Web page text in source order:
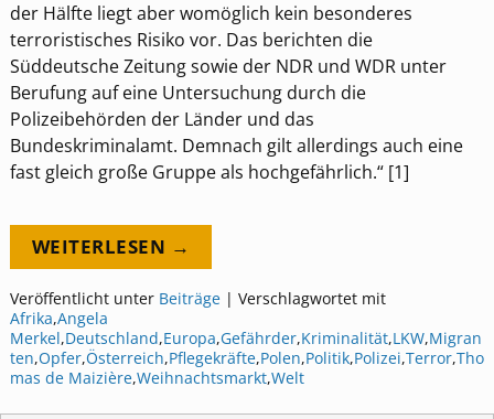
der Hälfte liegt aber womöglich kein besonderes
terroristisches Risiko vor. Das berichten die
Süddeutsche Zeitung sowie der NDR und WDR unter
Berufung auf eine Untersuchung durch die
Polizeibehörden der Länder und das
Bundeskriminalamt. Demnach gilt allerdings auch eine
fast gleich große Gruppe als hochgefährlich.“ [1]
WEITERLESEN →
Veröffentlicht unter Beiträge| Verschlagwortet mit
Afrika,Angela
Merkel,Deutschland,Europa,Gefährder,Kriminalität,LKW,Migran
ten,Opfer,Österreich,Pflegekräfte,Polen,Politik,Polizei,Terror,Tho
mas de Maizière,Weihnachtsmarkt,Welt